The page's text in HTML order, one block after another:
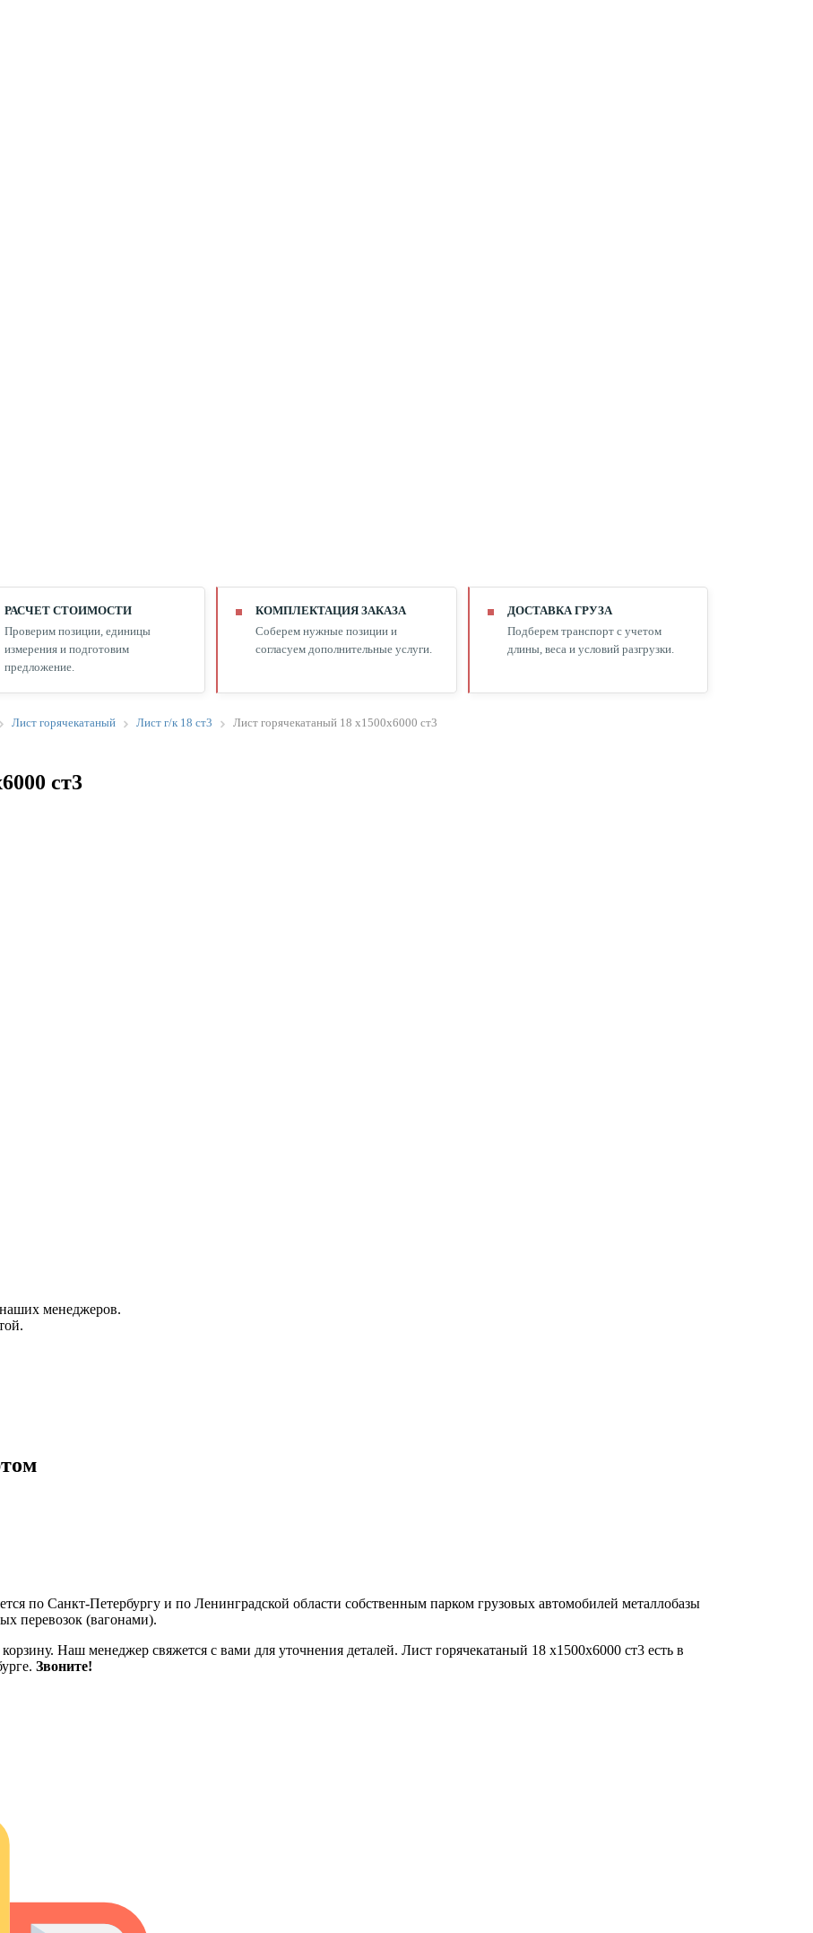
РАСЧЕТ СТОИМОСТИ
Проверим позиции, единицы
измерения и подготовим
предложение.
КОМПЛЕКТАЦИЯ ЗАКАЗА
Соберем нужные позиции и
согласуем дополнительные услуги.
ДОСТАВКА ГРУЗА
Подберем транспорт с учетом
длины, веса и условий разгрузки.
Лист горячекатаный Лист г/к 18 ст3 Лист горячекатаный 18 х1500х6000 ст3
ст3
менеджеров.
по Санкт-Петербургу и по Ленинградской области собственным парком грузовых автомобилей металлобазы
перевозок (вагонами).
Наш менеджер свяжется с вами для уточнения деталей. Лист горячекатаный 18 х1500х6000 ст3 есть в
Звоните!